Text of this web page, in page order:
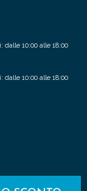
dalle 10:00 alle 18:00
dalle 10:00 alle 18:00